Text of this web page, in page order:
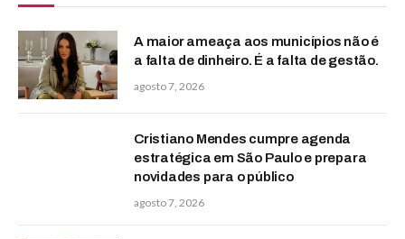
A maior ameaça aos municípios não é
a falta de dinheiro. É a falta de gestão.
agosto 7, 2026
Cristiano Mendes cumpre agenda
estratégica em São Paulo e prepara
novidades para o público
agosto 7, 2026